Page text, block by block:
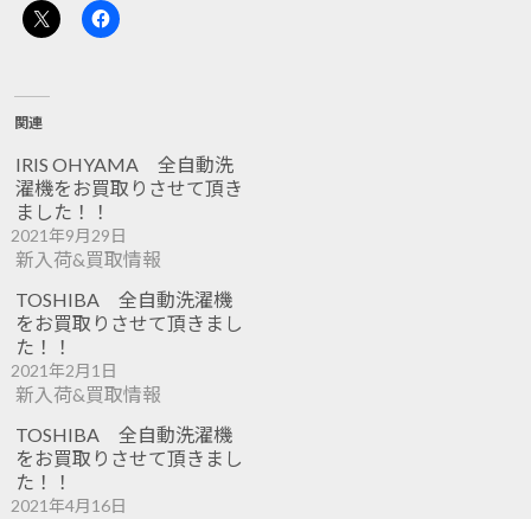
関連
IRIS OHYAMA 全自動洗
濯機をお買取りさせて頂き
ました！！
2021年9月29日
新入荷&買取情報
TOSHIBA 全自動洗濯機
をお買取りさせて頂きまし
た！！
2021年2月1日
新入荷&買取情報
TOSHIBA 全自動洗濯機
をお買取りさせて頂きまし
た！！
2021年4月16日